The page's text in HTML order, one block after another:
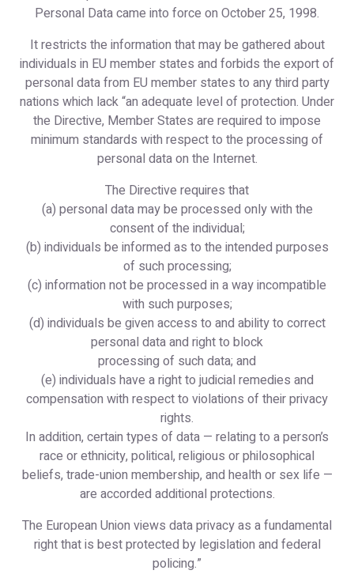
Personal Data came into force on October 25, 1998.
It restricts the information that may be gathered about
individuals in EU member states and forbids the export of
personal data from EU member states to any third party
nations which lack “an adequate level of protection. Under
the Directive, Member States are required to impose
minimum standards with respect to the processing of
personal data on the Internet.
The Directive requires that
(a) personal data may be processed only with the
consent of the individual;
(b) individuals be informed as to the intended purposes
of such processing;
(c) information not be processed in a way incompatible
with such purposes;
(d) individuals be given access to and ability to correct
personal data and right to block
processing of such data; and
(e) individuals have a right to judicial remedies and
compensation with respect to violations of their privacy
rights.
In addition, certain types of data — relating to a person’s
race or ethnicity, political, religious or philosophical
beliefs, trade-union membership, and health or sex life —
are accorded additional protections.
The European Union views data privacy as a fundamental
right that is best protected by legislation and federal
policing.”